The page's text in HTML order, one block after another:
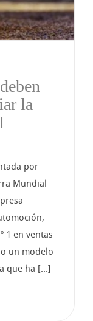
la
por
Mundial
1 en ventas
un modelo
que ha [...]